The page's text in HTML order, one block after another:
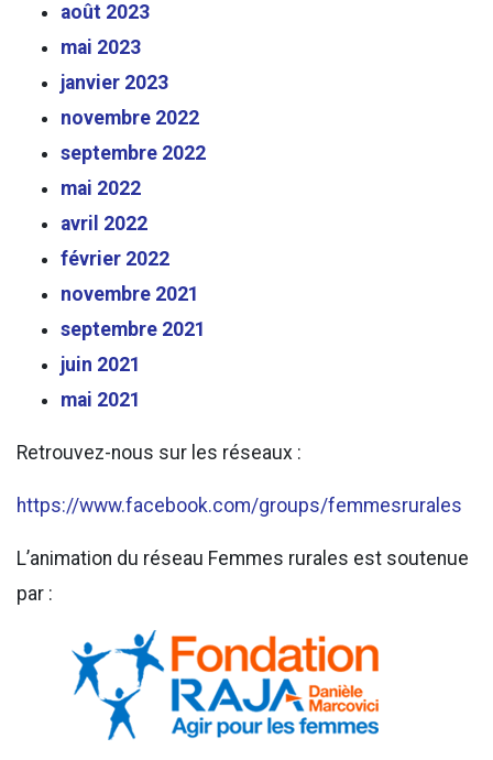
août 2023
mai 2023
janvier 2023
novembre 2022
septembre 2022
mai 2022
avril 2022
février 2022
novembre 2021
septembre 2021
juin 2021
mai 2021
Retrouvez-nous sur les réseaux :
https://www.facebook.com/groups/femmesrurales
L’animation du réseau Femmes rurales est soutenue
par :